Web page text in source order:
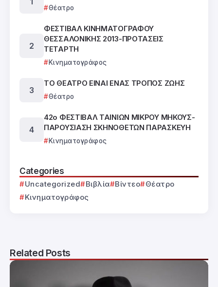
Θέατρο
ΦΕΣΤΙΒΑΛ ΚΙΝΗΜΑΤΟΓΡΑΦΟΥ
ΘΕΣΣΑΛΟΝΙΚΗΣ 2013-ΠΡΟΤΑΣΕΙΣ
ΤΕΤΑΡΤΗ
Κινηματογράφος
ΤΟ ΘΕΑΤΡΟ ΕΙΝΑΙ ΕΝΑΣ ΤΡΟΠΟΣ ΖΩΗΣ
Θέατρο
42ο ΦΕΣΤΙΒΑΛ ΤΑΙΝΙΩΝ ΜΙΚΡΟΥ ΜΗΚΟΥΣ-
ΠΑΡΟΥΣΙΑΣΗ ΣΚΗΝΟΘΕΤΩΝ ΠΑΡΑΣΚΕΥΗ
Κινηματογράφος
Categories
Uncategorized Βιβλία Βίντεο
Θέατρο
Κινηματογράφος
Related Posts